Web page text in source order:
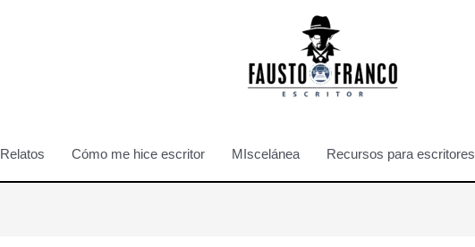
Relatos Cómo me hice escritor MIscelánea Recursos para escritores